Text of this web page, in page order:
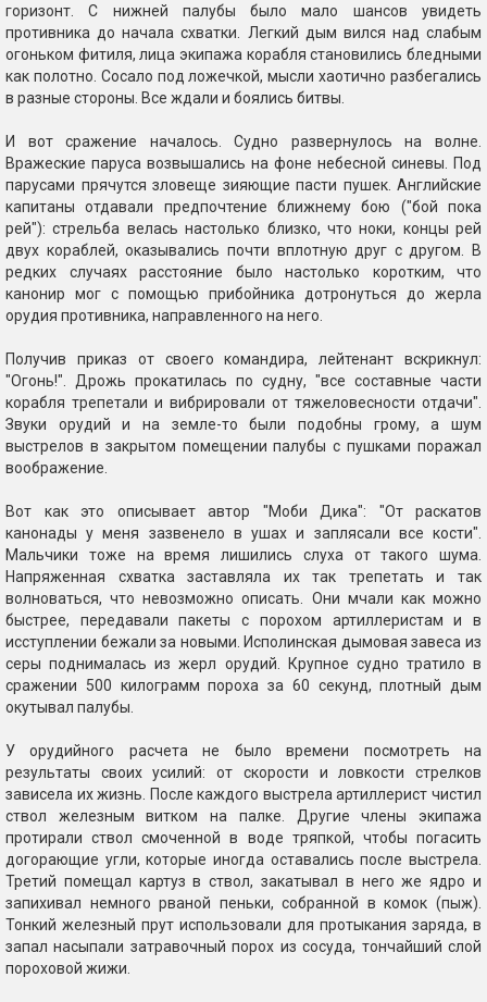
горизонт. С нижней палубы было мало шансов увидеть
противника до начала схватки. Легкий дым вился над слабым
огоньком фитиля, лица экипажа корабля становились бледными
как полотно. Сосало под ложечкой, мысли хаотично разбегались
в разные стороны. Все ждали и боялись битвы.
И вот сражение началось. Судно развернулось на волне.
Вражеские паруса возвышались на фоне небесной синевы. Под
парусами прячутся зловеще зияющие пасти пушек. Английские
капитаны отдавали предпочтение ближнему бою ("бой пока
рей"): стрельба велась настолько близко, что ноки, концы рей
двух кораблей, оказывались почти вплотную друг с другом. В
редких случаях расстояние было настолько коротким, что
канонир мог с помощью прибойника дотронуться до жерла
орудия противника, направленного на него.
Получив приказ от своего командира, лейтенант вскрикнул:
"Огонь!". Дрожь прокатилась по судну, "все составные части
корабля трепетали и вибрировали от тяжеловесности отдачи".
Звуки орудий и на земле-то были подобны грому, а шум
выстрелов в закрытом помещении палубы с пушками поражал
воображение.
Вот как это описывает автор "Моби Дика": "От раскатов
канонады у меня зазвенело в ушах и заплясали все кости".
Мальчики тоже на время лишились слуха от такого шума.
Напряженная схватка заставляла их так трепетать и так
волноваться, что невозможно описать. Они мчали как можно
быстрее, передавали пакеты с порохом артиллеристам и в
исступлении бежали за новыми. Исполинская дымовая завеса из
серы поднималась из жерл орудий. Крупное судно тратило в
сражении 500 килограмм пороха за 60 секунд, плотный дым
окутывал палубы.
У орудийного расчета не было времени посмотреть на
результаты своих усилий: от скорости и ловкости стрелков
зависела их жизнь. После каждого выстрела артиллерист чистил
ствол железным витком на палке. Другие члены экипажа
протирали ствол смоченной в воде тряпкой, чтобы погасить
догорающие угли, которые иногда оставались после выстрела.
Третий помещал картуз в ствол, закатывал в него же ядро и
запихивал немного рваной пеньки, собранной в комок (пыж).
Тонкий железный прут использовали для протыкания заряда, в
запал насыпали затравочный порох из сосуда, тончайший слой
пороховой жижи.